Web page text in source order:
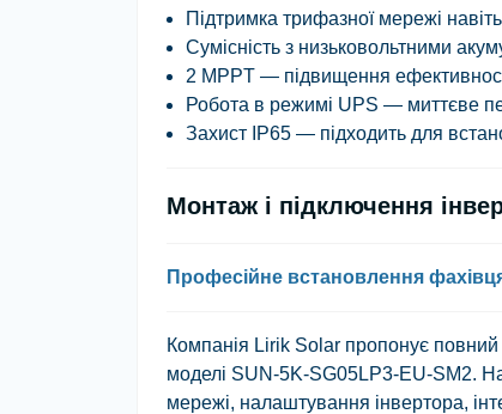
Підтримка трифазної мережі
Сумісність з низьковольтними
2 MPPT — підвищення
Робота в режимі UPS — миттєве
Захист IP65 — підходить для
Монтаж і підключення
Професійне встановлення
Компанія Lirik Solar пропонує повний
моделі SUN-5K-SG05LP3-EU-SM2.
мережі, налаштування інвертора,